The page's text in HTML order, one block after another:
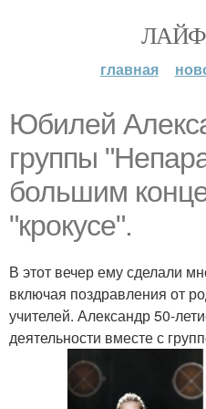
главная
Юбилей
группы
большим
"крокусе".
В этот вечер ему сделали
включая поздравления от
учителей. Александр 50-
деятельности вместе с